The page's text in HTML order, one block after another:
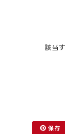
該当
保存